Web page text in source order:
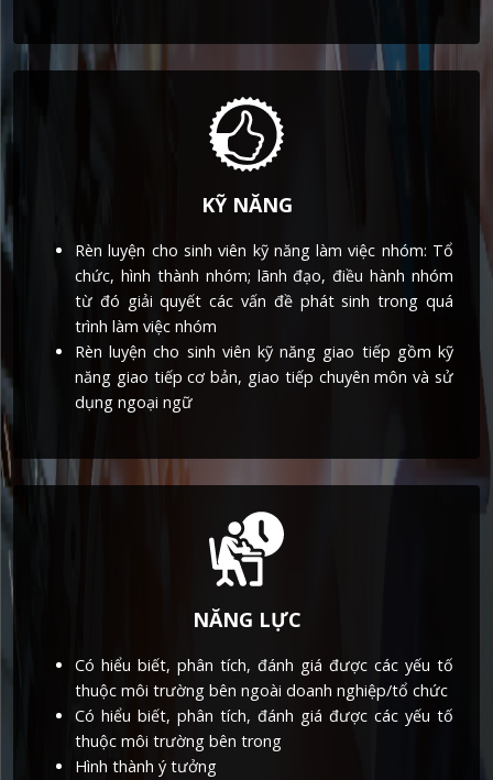
KỸ NĂNG
Rèn luyện cho sinh viên kỹ năng làm việc nhóm: Tổ
chức, hình thành nhóm; lãnh đạo, điều hành nhóm
từ đó giải quyết các vấn đề phát sinh trong quá
trình làm việc nhóm
Rèn luyện cho sinh viên kỹ năng giao tiếp gồm kỹ
năng giao tiếp cơ bản, giao tiếp chuyên môn và sử
dụng ngoại ngữ
NĂNG LỰC
Có hiểu biết, phân tích, đánh giá được các yếu tố
thuộc môi trường bên ngoài doanh nghiệp/tổ chức
Có hiểu biết, phân tích, đánh giá được các yếu tố
thuộc môi trường bên trong
Hình thành ý tưởng